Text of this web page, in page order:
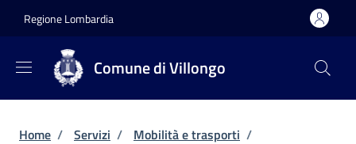
Regione Lombardia
Comune di Villongo
Briciole di pane
Home / Servizi / Mobilità e trasporti /